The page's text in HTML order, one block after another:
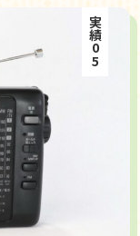
実績05